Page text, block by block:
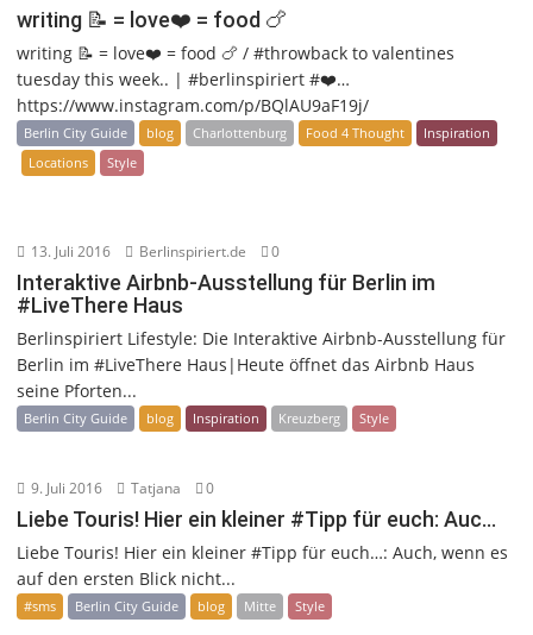
writing 📝 = love❤️ = food 🍗
writing 📝 = love❤️ = food 🍗 / #throwback to valentines
tuesday this week.. | #berlinspiriert #❤️…
https://www.instagram.com/p/BQlAU9aF19j/
Berlin City Guide blog Charlottenburg Food 4 Thought
Inspiration
Locations
Style
13. Juli 2016 Berlinspiriert.de 0
Interaktive Airbnb-Ausstellung für Berlin im
#LiveThere Haus
Berlinspiriert Lifestyle: Die Interaktive Airbnb-Ausstellung für
Berlin im #LiveThere Haus|Heute öffnet das Airbnb Haus
seine Pforten...
Berlin City Guide blog Inspiration Kreuzberg Style
9. Juli 2016 Tatjana 0
Liebe Touris! Hier ein kleiner #Tipp für euch: Auc…
Liebe Touris! Hier ein kleiner #Tipp für euch…: Auch, wenn es
auf den ersten Blick nicht...
#sms Berlin City Guide blog Mitte Style